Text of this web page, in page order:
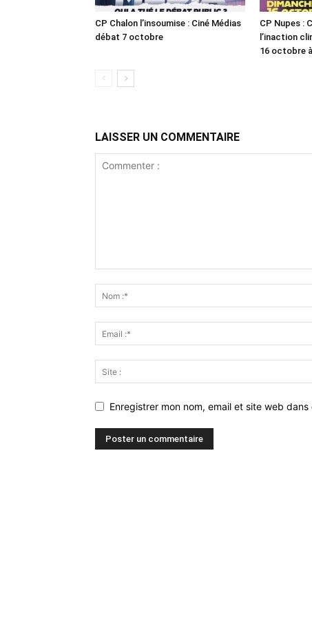
CP Chalon l’insoumise : Ciné Médias
débat 7 octobre
CP Nupes :
l’inaction
16 octobre
LAISSER UN COMMENTAIRE
Enregistrer mon nom, email et site web